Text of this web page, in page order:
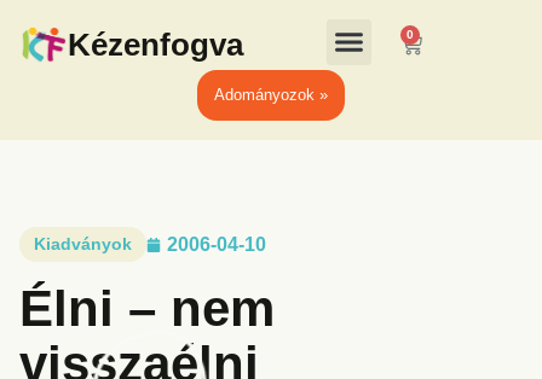
Kézenfogva 0
Adományozok »
Kiadványok 2006-04-10
Élni – nem
visszaélni